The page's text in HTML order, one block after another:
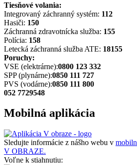
Tiesňové volania:
Integrovaný záchranný systém: 112
Hasiči: 150
Záchranná zdravotnícka služba: 155
Polícia: 158
Letecká záchranná služba ATE: 18155
Poruchy:
VSE (elektrárne):0800 123 332
SPP (plynárne):0850 111 727
PVS (vodárne):0850 111 800
052 7729548
Mobilná aplikácia
Sledujte informácie z nášho webu v
V OBRAZE.
Voľne k stiahnutiu: